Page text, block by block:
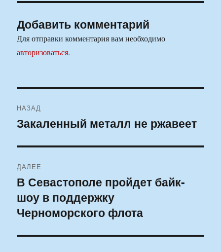
Добавить комментарий
Для отправки комментария вам необходимо
авторизоваться.
по
НАЗАД
Предыдущая
Закаленный металл не ржавеет
ДАЛЕЕ
Следующая
запись:
В Севастополе пройдет байк-
шоу в поддержку
Черноморского флота